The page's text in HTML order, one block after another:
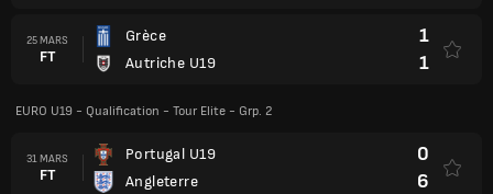
25 MARS
FT
Grèce
Autriche U19
1
1
EURO U19 - Qualification - Tour Elite - Grp. 2
31 MARS
FT
Portugal U19
Angleterre
0
6